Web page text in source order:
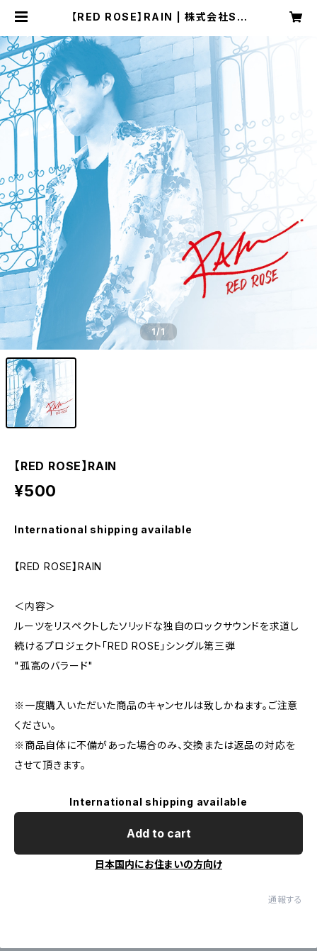
【RED ROSE】RAIN | 株式会社SO
OP
1/1
【RED ROSE】RAIN
¥500
International shipping available
【RED ROSE】RAIN
＜内容＞
ルーツをリスペクトしたソリッドな独自のロックサウンドを求道し
続けるプロジェクト「RED ROSE」シングル第三弾
"孤高のバラード"
※一度購入いただいた商品のキャンセルは致しかねます。ご注意
ください。
※商品自体に不備があった場合のみ、交換または返品の対応を
させて頂きます。
International shipping available
Add to cart
日本国内にお住まいの方向け
通報する